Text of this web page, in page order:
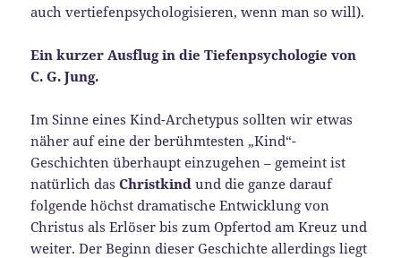
auch vertiefenpsychologisieren, wenn man so will).
Ein kurzer Ausflug in die Tiefenpsychologie von
C. G. Jung.
Im Sinne eines Kind-Archetypus sollten wir etwas
näher auf eine der berühmtesten „Kind“-
Geschichten überhaupt einzugehen – gemeint ist
natürlich dasChristkind und die ganze darauf
folgende höchst dramatische Entwicklung von
Christus als Erlöser bis zum Opfertod am Kreuz und
weiter. Der Beginn dieser Geschichte allerdings liegt